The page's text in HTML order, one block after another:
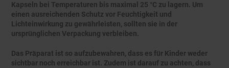
Kapseln bei Temperaturen bis maximal 25 °C zu lagern. Um
einen ausreichenden Schutz vor Feuchtigkeit und
Lichteinwirkung zu gewährleisten, sollten sie in der
ursprünglichen Verpackung verbleiben.
Das Präparat ist so aufzubewahren, dass es für Kinder weder
sichtbar noch erreichbar ist. Zudem ist darauf zu achten, dass